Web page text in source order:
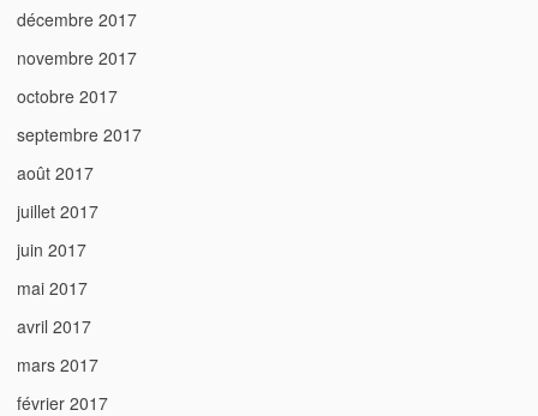
décembre 2017
novembre 2017
octobre 2017
septembre 2017
août 2017
juillet 2017
juin 2017
mai 2017
avril 2017
mars 2017
février 2017